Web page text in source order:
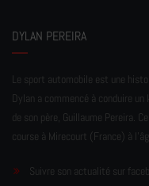
DYLAN PEREIRA
Le sport automobile est une
Dylan a commencé à conduire
de son père, Guillaume Pereira.
course à Mirecourt (France) à
Suivre son actualité sur